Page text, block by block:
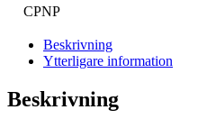
CPNP
Beskrivning
Ytterligare information
Beskrivning